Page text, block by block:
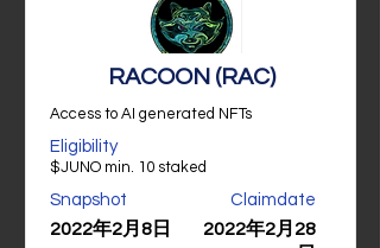
RACOON (RAC)
Access to AI generated NFTs
Eligibility
$JUNO min. 10 staked
Snapshot
2022年2月8日
Claimdate
2022年2月28